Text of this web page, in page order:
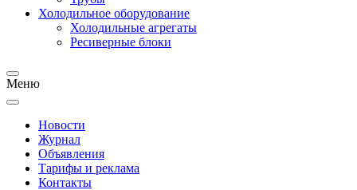
Холодильное оборудование
Холодильные агрегаты
Ресиверные блоки
Меню
Новости
Журнал
Объявления
Тарифы и реклама
Контакты